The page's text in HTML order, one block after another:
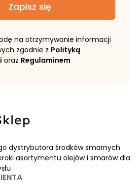
Zapisz się
na otrzymywanie informacji
zgodnie z Polityką
oraz Regulaminem
dystrybutora środków smarnych
asortymentu olejów i smarów dla